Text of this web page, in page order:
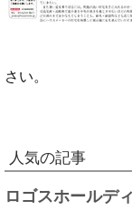
さい。
人気の記事
ロゴスホールデ